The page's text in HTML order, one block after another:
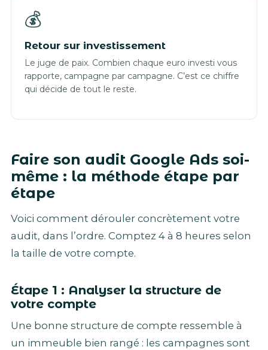
💰
Retour sur investissement
Le juge de paix. Combien chaque euro investi vous
rapporte, campagne par campagne. C’est ce chiffre
qui décide de tout le reste.
Faire son audit Google Ads soi-
même : la méthode étape par
étape
Voici comment dérouler concrètement votre
audit, dans l’ordre. Comptez 4 à 8 heures selon
la taille de votre compte.
Étape 1 : Analyser la structure de
votre compte
Une bonne structure de compte ressemble à
un immeuble bien rangé : les campagnes sont